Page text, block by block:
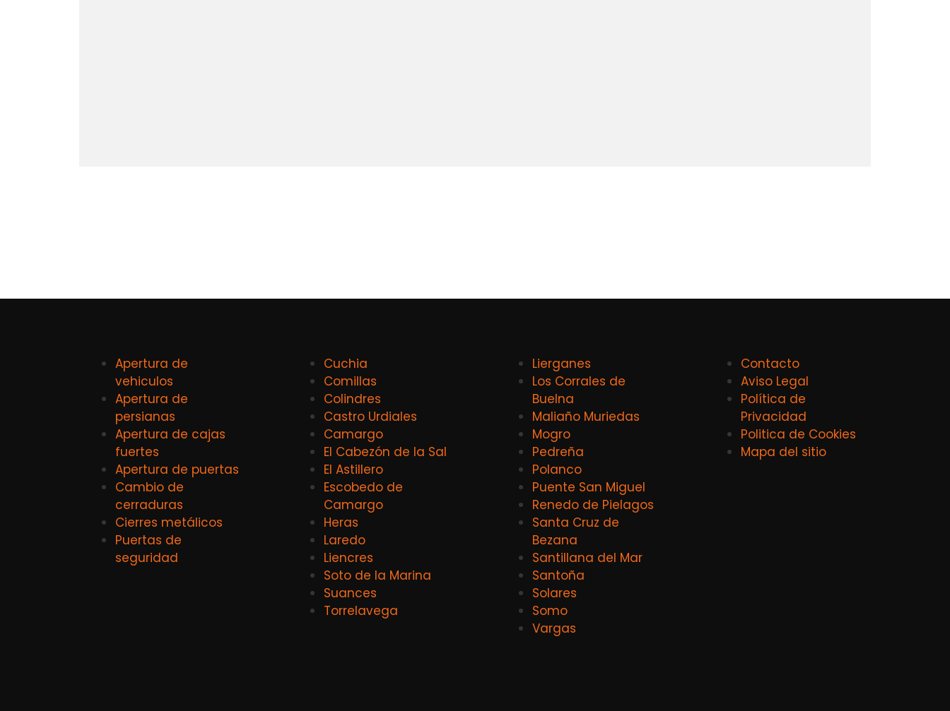
Apertura de
vehiculos
Apertura de
persianas
Apertura de cajas
fuertes
Apertura de puertas
Cambio de
cerraduras
Cierres metálicos
Puertas de
seguridad
Cuchia
Comillas
Colindres
Castro Urdiales
Camargo
El Cabezón de la Sal
El Astillero
Escobedo de
Camargo
Heras
Laredo
Liencres
Soto de la Marina
Suances
Torrelavega
Lierganes
Los Corrales de
Buelna
Maliaño Muriedas
Mogro
Pedreña
Polanco
Puente San Miguel
Renedo de Pielagos
Santa Cruz de
Bezana
Santillana del Mar
Santoña
Solares
Somo
Vargas
Contacto
Aviso Legal
Política de
Privacidad
Politica de Cookies
Mapa del sitio